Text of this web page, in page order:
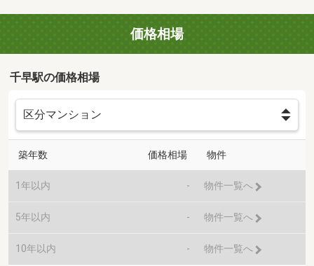
価格相場
千早駅の価格相場
築年数 価格相場 物件
1年以内 - 物件一覧へ
5年以内 - 物件一覧へ
10年以内 - 物件一覧へ